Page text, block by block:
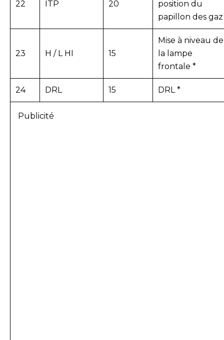
22 ITP 20
position du
papillon des gaz
23 H / L HI 15
Mise à niveau de
la lampe
frontale *
24 DRL 15 DRL *
Publicité